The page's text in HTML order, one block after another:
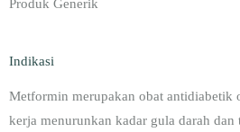
Produk Generik
Indikasi
Metformin merupakan obat antidiabetik
kerja menurunkan kadar gula darah